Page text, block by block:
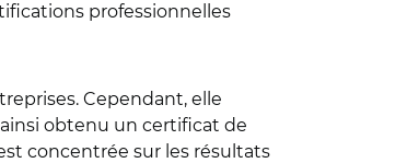
professionnelles
Cependant, elle
obtenu un certificat de
concentrée sur les résultats